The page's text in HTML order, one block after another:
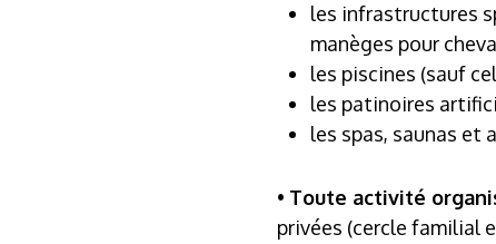
les infrastructures
manèges pour
les piscines (sauf
les patinoires
les spas, saunas et
• Toute activité
privées (cercle familial